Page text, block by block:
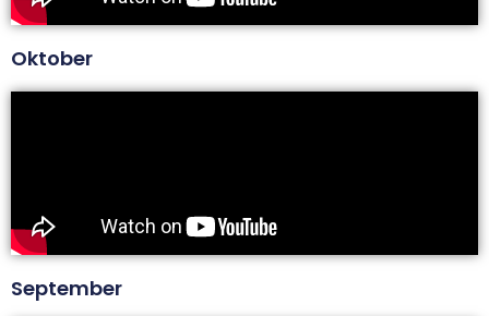
Oktober
September